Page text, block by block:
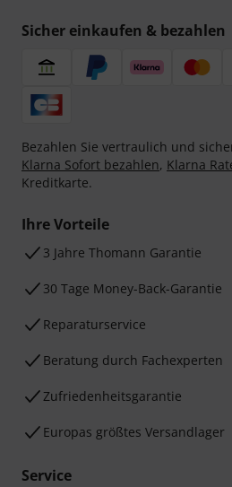
Sicher einkaufen & bezahlen
Bezahlen Sie vertraulich und
Klarna Sofort bezahlen, Klarna
Kreditkarte.
Ihre Vorteile
3 Jahre Thomann Garantie
30 Tage Money-Back-Garantie
Reparaturservice
Beratung durch Fachexperten
Zufriedenheitsgarantie
Europas größtes Versandlager
Service